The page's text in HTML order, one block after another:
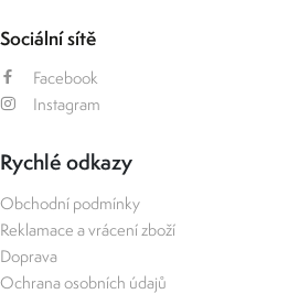
Sociální sítě
Facebook
Instagram
Rychlé odkazy
Obchodní podmínky
Reklamace a vrácení zboží
Doprava
Ochrana osobních údajů